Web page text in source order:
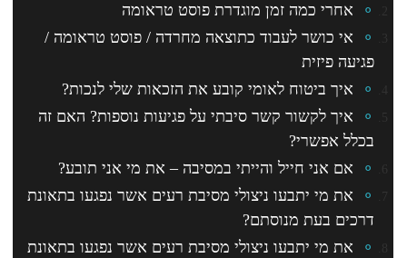
אחרי כמה זמן מוגדרת פוסט טראומה
אי כושר לעבוד כתוצאה מחרדה / פוסט טראומה /
פגיעה פיזית
איך ביטוח לאומי קובע את הזכאות שלי לנכות?
איך לקשור קשר סיבתי על פגיעות נוספות? האם זה
בכלל אפשרי?
אם אני חייל והייתי במסיבה – את מי אני תובע?
את מי יתבעו ניצולי מסיבת רעים אשר נפגעו בתאונת
דרכים בעת מנוסתם?
את מי יתבעו ניצולי מסיבת רעים אשר נפגעו בתאונת